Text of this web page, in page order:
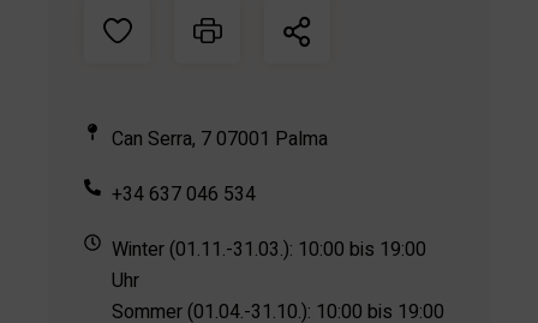
Can Serra, 7 07001 Palma
+34 637 046 534
Winter (01.11.-31.03.): 10:00 bis 19:00
Uhr
Sommer (01.04.-31.10.): 10:00 bis 19:00